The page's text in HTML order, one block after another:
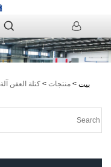
بيت > منتجات > كتلة العفن آلة